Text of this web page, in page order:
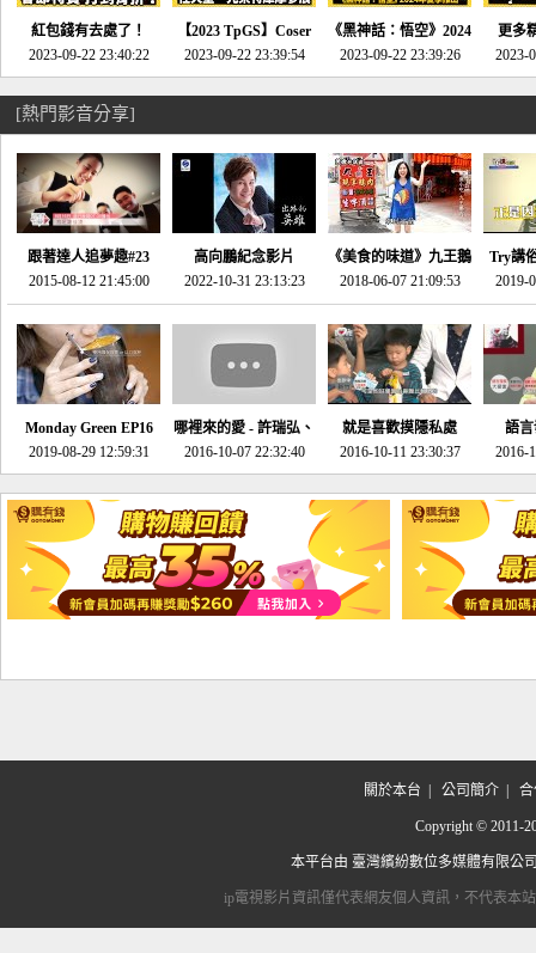
紅包錢有去處了！
SEGA春節特賣 超過85
款遊戲打到骨折-電玩
宅速配20230119
2023-09-22 23:40:22
【2023 TpGS】Coser
和Show Girl搶先看！
直擊展前記者會-電玩
2023-09-22 23:39:54
《黑神話：悟空》2024
年夏季推出！確定不會
延期齁？-電玩宅速配
2023-09-22 23:39:26
更多
《來
金鄉
2023-
[熱門影音分享]
跟著達人追夢趣#23
promo-我想開間咖啡
館(謝佳凌)
2015-08-12 21:45:00
高向鵬紀念影片
2022-10-31 23:13:23
《美食的味道》九王鵝
肉
2018-06-07 21:09:53
Try講
2019-
Monday Green EP16
超意外~環保原來可以
邊玩邊做！
2019-08-29 12:59:31
哪裡來的愛 - 許瑞弘、
李其芬
2016-10-07 22:32:40
就是喜歡摸隱私處
2016-10-11 23:30:37
語
2016-
關於本台 公司簡介| 合
Copyright © 2011-
本平台由 臺灣繽紛數位多媒體有限公
ip電視影片資訊僅代表網友個人資訊，不代表本